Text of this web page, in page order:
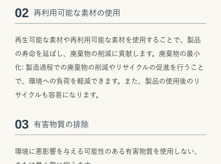
02 再利用可能な素材の使用
再生可能な素材や再利用可能な素材を使用することで、製品
の寿命を延ばし、廃棄物の削減に貢献します。廃棄物の最小
化: 製造過程での廃棄物の削減やリサイクルの促進を行うこと
で、環境への負荷を軽減できます。また、製品の使用後のリ
サイクルも容易になります。
03 有害物質の排除
環境に悪影響を与える可能性のある有害物質を使用しない、